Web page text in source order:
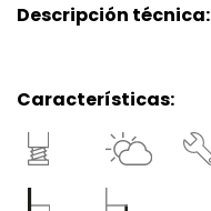
Descripción técnica:
Características: